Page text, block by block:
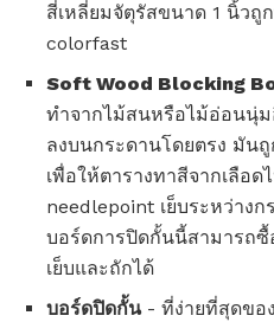
สี่เหลี่ยมจัตุรัสขนาด 1 นิ้ว
colorfast
Soft Wood Blocking
ทำจากไม้สนหรือไม้อ่อนนุ่
ลงบนกระดานโดยตรง มัน
เพื่อให้ตารางทาสีจากเลือ
needlepoint เย็บระหว่าง
บอร์ดการปิดกั้นนี้สามารถซื้
เย็บและถักได้
บอร์ดปิดกั้น- ที่ง่ายที่สุดขอ